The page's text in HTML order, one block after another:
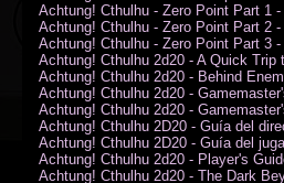
Achtung! Cthulhu - Zero Point Part 1 -
Achtung! Cthulhu - Zero Point Part 2 -
Achtung! Cthulhu - Zero Point Part 3 -
Achtung! Cthulhu 2d20 - A Quick Trip
Achtung! Cthulhu 2d20 - Behind
Achtung! Cthulhu 2d20 -
Achtung! Cthulhu 2d20 -
Achtung! Cthulhu 2D20 - Guía del
Achtung! Cthulhu 2D20 - Guía del
Achtung! Cthulhu 2d20 - Player's
Achtung! Cthulhu 2d20 - The Dark